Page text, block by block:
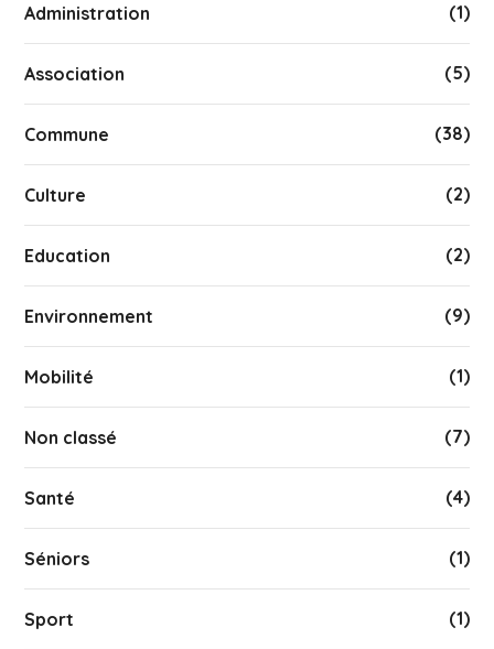
Administration (1)
Association (5)
Commune (38)
Culture (2)
Education (2)
Environnement (9)
Mobilité (1)
Non classé (7)
Santé (4)
Séniors (1)
Sport (1)